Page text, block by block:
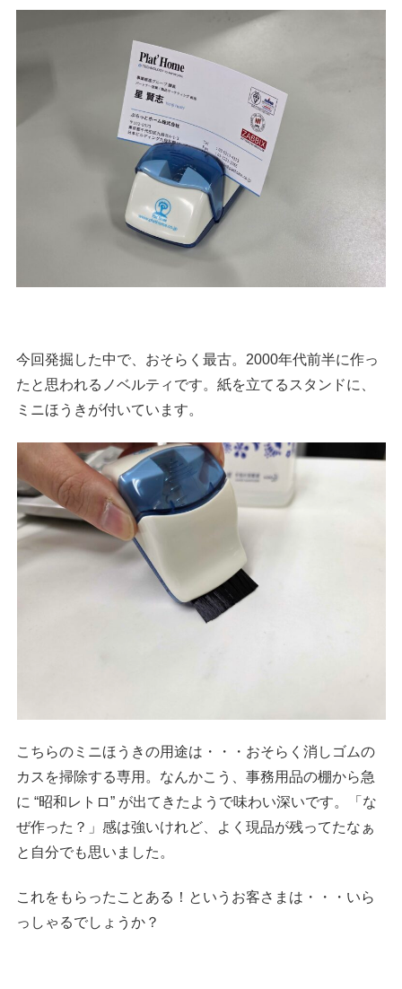
今回発掘した中で、おそらく最古。2000年代前半に作っ
たと思われるノベルティです。紙を立てるスタンドに、
ミニほうきが付いています。
こちらのミニほうきの用途は・・・おそらく消しゴムの
カスを掃除する専用。なんかこう、事務用品の棚から急
に “昭和レトロ” が出てきたようで味わい深いです。「な
ぜ作った？」感は強いけれど、よく現品が残ってたなぁ
と自分でも思いました。
これをもらったことある！というお客さまは・・・いら
っしゃるでしょうか？